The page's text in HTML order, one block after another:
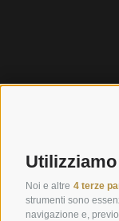
Noi e altre 4 terze
strumenti sono
navigazione e,